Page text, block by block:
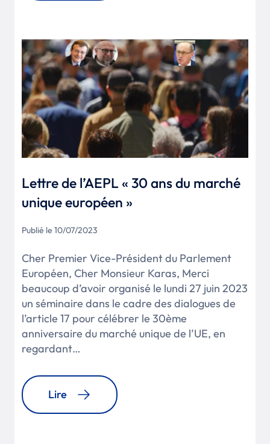
Lettre de l’AEPL « 30 ans du marché
unique européen »
Publié le 10/07/2023
Cher Premier Vice-Président du Parlement
Européen, Cher Monsieur Karas, Merci
beaucoup d’avoir organisé le lundi 27 juin 2023
un séminaire dans le cadre des dialogues de
l’article 17 pour célébrer le 30ème
anniversaire du marché unique de l’UE, en
regardant…
Lire